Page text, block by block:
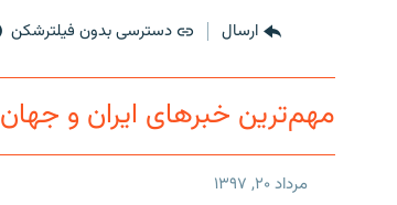
گزارش‌های ویدئوییارسال دسترسی بدون فیلترشکن
مهم‌ترین خبرهای ایران و جهان
مرداد ۲۰, ۱۳۹۷